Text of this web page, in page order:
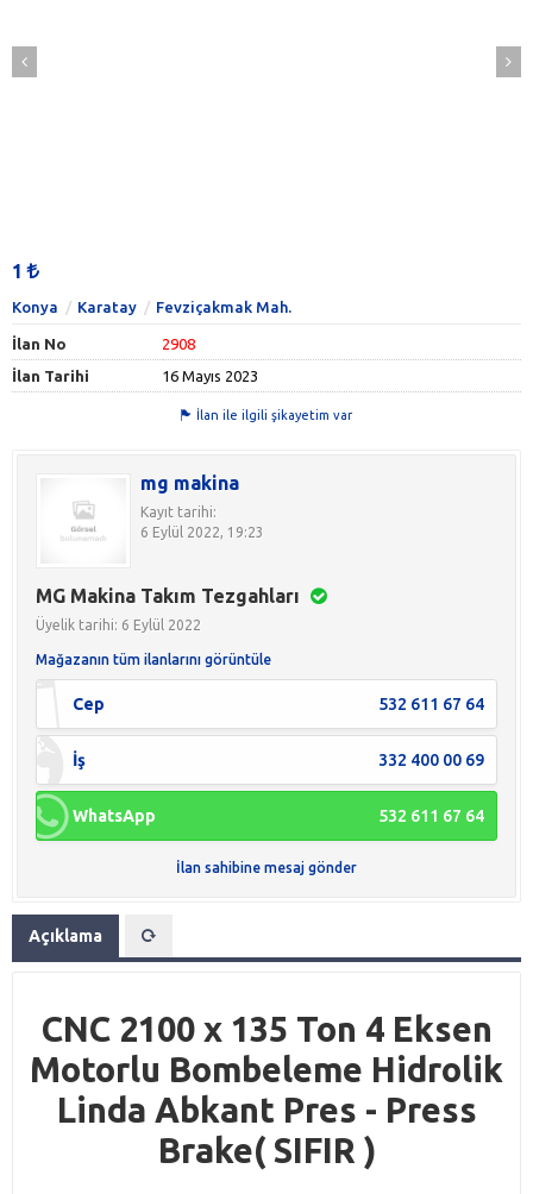
1
Konya Karatay Fevziçakmak Mah.
İlan No
2908
İlan Tarihi
16 Mayıs 2023
İlan ile ilgili şikayetim var
mg makina
Kayıt tarihi:
6 Eylül 2022, 19:23
MG Makina Takım Tezgahları
Üyelik tarihi: 6 Eylül 2022
Mağazanın tüm ilanlarını görüntüle
Cep 532 611 67 64
İş 332 400 00 69
WhatsApp 532 611 67 64
İlan sahibine mesaj gönder
Açıklama
CNC 2100 x 135 Ton 4 Eksen
Motorlu Bombeleme Hidrolik
Linda Abkant Pres - Press
Brake( SIFIR )